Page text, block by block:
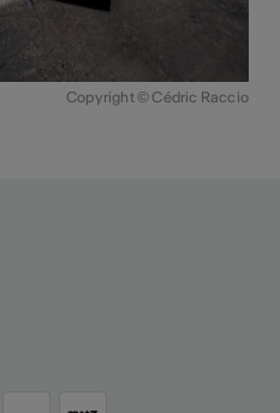
Copyright © Cédric Raccio